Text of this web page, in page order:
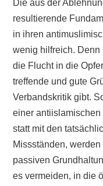
Die aus der
resultierende
in ihren
wenig hilfreich. Denn
die Flucht in die
treffende und gute
Verbandskritik gibt.
einer
statt mit den
Missständen,
passiven
es vermeiden, in die